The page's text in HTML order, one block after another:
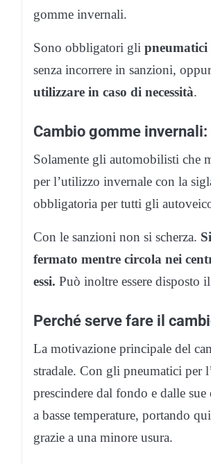
gomme invernali.
Sono obbligatori gli pneumatici
senza incorrere in sanzioni,
utilizzare in caso di necessità.
Cambio gomme
Solamente gli automobilisti che
per l’utilizzo invernale con la
obbligatoria per tutti gli
Con le sanzioni non si scherza.
fermato mentre circola nei
essi. Può inoltre essere disposto
Perché serve fare il
La motivazione principale del
stradale. Con gli pneumatici per
prescindere dal fondo e dalle
a basse temperature, portando
grazie a una minore usura.